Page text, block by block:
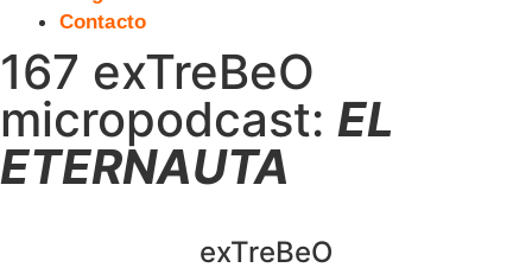
Contacto
167 exTreBeO
micropodcast: EL
ETERNAUTA
exTreBeO